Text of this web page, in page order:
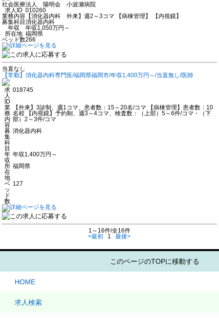
社会医療法人 陽明会 小波瀬病院
求人ID 010260
業務内容 【消化器内科 外来】週2～3コマ 【病棟管理】 【内視鏡】
募集科目消化器内科
年収
年収1,050万円～
所在地 福岡県
ベッド数266
当直なし
【常勤】消化器内科専門医/福岡県福岡市/年収1,400万円～/当直無し/医師
求
人
ID
018745
業
務
内
容
【外来】3診制、週1コマ、患者数：15～20名/コマ 【病棟管理】患者数：10
名程 【内視鏡】予約制、週3～4コマ、検査数：（上部）5～6件/コマ・（下
部）2～3件/コマ
募
集
科
目
消化器内科
年
収
年収1,400万円～
所
在
地
福岡県
ベ
ッ
ド
数
127
1～16件/全16件
<最初
1 最後>
このページのTOPに移動する
HOME
求人検索